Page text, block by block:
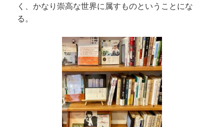
く、かなり崇高な世界に属すものということにな
る。